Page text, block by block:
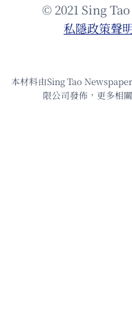
© 2021 Sing
私隱政策聲
本材料由Sing Tao
限公司發佈，更多相